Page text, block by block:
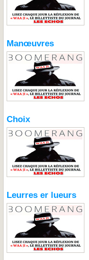
Manœuvres
Choix
Leurres er lueurs